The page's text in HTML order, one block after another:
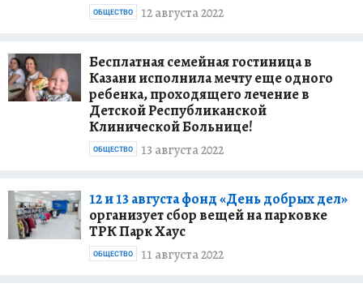
12 августа 2022
ОБЩЕСТВО
Бесплатная семейная гостиница в
Казани исполнила мечту еще одного
ребенка, проходящего лечение в
Детской Республиканской
Клинической Больнице!
13 августа 2022
ОБЩЕСТВО
12 и 13 августа фонд «День добрых дел»
организует сбор вещей на парковке
ТРК Парк Хаус
11 августа 2022
ОБЩЕСТВО